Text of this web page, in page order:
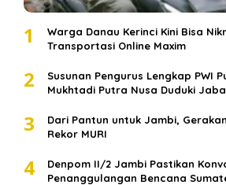
1
Warga Danau Kerinci Kini Bisa
Transportasi Online Maxim
2
Susunan Pengurus Lengkap PWI
Mukhtadi Putra Nusa Duduki
3
Dari Pantun untuk Jambi,
Rekor MURI
4
Denpom II/2 Jambi Pastikan
Penanggulangan Bencana